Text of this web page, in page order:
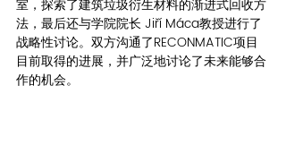
室，探索了建筑垃圾衍生材料的渐进式回收方
法，最后还与学院院长 Jiří Máca教授进行了
战略性讨论。双方沟通了RECONMATIC项目
目前取得的进展，并广泛地讨论了未来能够合
作的机会。